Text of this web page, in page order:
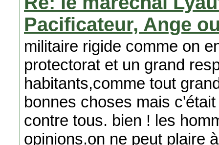
Pacificateur, Ange
militaire rigide comme on
protectorat et un grand
habitants,comme tout
bonnes choses mais
contre tous. bien ! les
opinions.on ne peut plaire